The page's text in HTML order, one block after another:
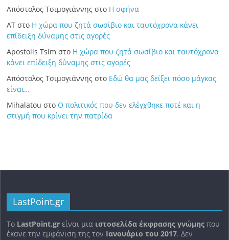
Απόστολος Τσιμογιάννης στο Η σφήνα
ΑΤ στο Η χώρα που ζητά σωσίβιο και ταυτόχρονα κάνει
επίδειξη δύναμης στις αγορές
Apostolis Tsim στο Η χώρα που ζητά σωσίβιο και ταυτόχρονα
κάνει επίδειξη δύναμης στις αγορές
Απόστολος Τσιμογιάννης στο Εδώ θα μας δείξει πόσο μάγκας
είναι…
Mihalatou στοΟ πολιτικός που δεν ελέγχθηκε ποτέ και η
στιγμή που κρίνει την πατρίδα
LastPoint.gr
To LastPoint.gr είναι μια ιστοσελίδα έκφρασης γνώμης που
έκανε την εμφάνιση της τον Ιανουάριο του 2017. Δεν